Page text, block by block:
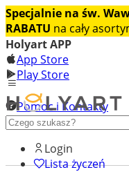
Specjalnie na św.
RABATU na cały
Holyart APP
App Store
Play Store
Pomoc i Kontakty
+48 222 922 860
Login
Lista życzeń